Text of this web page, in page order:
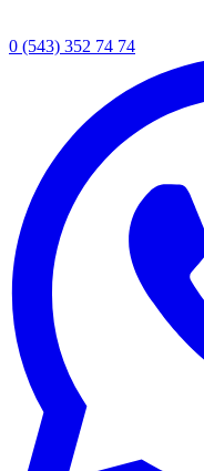
0 (543) 352 74 74